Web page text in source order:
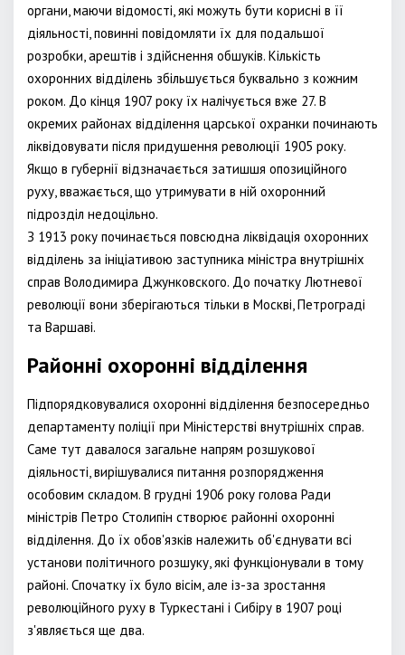
органи, маючи відомості, які можуть бути корисні в її
діяльності, повинні повідомляти їх для подальшої
розробки, арештів і здійснення обшуків. Кількість
охоронних відділень збільшується буквально з кожним
роком. До кінця 1907 року їх налічується вже 27. В
окремих районах відділення царської охранки починають
ліквідовувати після придушення революції 1905 року.
Якщо в губернії відзначається затишшя опозиційного
руху, вважається, що утримувати в ній охоронний
підрозділ недоцільно.
З 1913 року починається повсюдна ліквідація охоронних
відділень за ініціативою заступника міністра внутрішніх
справ Володимира Джунковского. До початку Лютневої
революції вони зберігаються тільки в Москві, Петрограді
та Варшаві.
Районні охоронні відділення
Підпорядковувалися охоронні відділення безпосередньо
департаменту поліції при Міністерстві внутрішніх справ.
Саме тут давалося загальне напрям розшукової
діяльності, вирішувалися питання розпорядження
особовим складом. В грудні 1906 року голова Ради
міністрів Петро Столипін створює районні охоронні
відділення. До їх обов'язків належить об'єднувати всі
установи політичного розшуку, які функціонували в тому
районі. Спочатку їх було вісім, але із-за зростання
революційного руху в Туркестані і Сибіру в 1907 році
з'являється ще два.